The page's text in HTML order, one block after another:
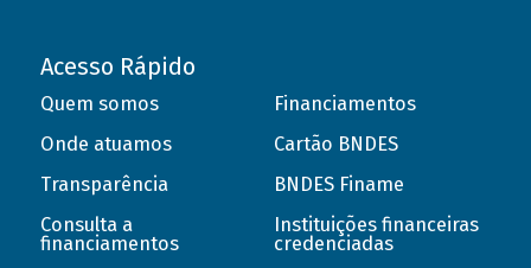
Acesso Rápido
Quem somos
Onde atuamos
Transparência
Consulta a
financiamentos
Financiamentos
Cartão BNDES
BNDES Finame
Instituições financeiras
credenciadas